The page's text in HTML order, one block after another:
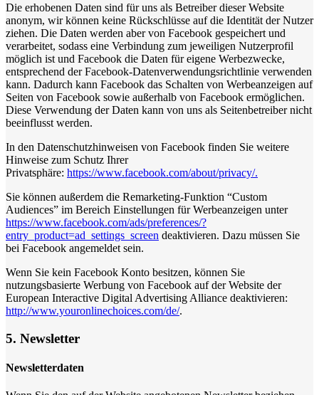
Die erhobenen Daten sind für uns als Betreiber dieser Website
anonym, wir können keine Rückschlüsse auf die Identität der Nutzer
ziehen. Die Daten werden aber von Facebook gespeichert und
verarbeitet, sodass eine Verbindung zum jeweiligen Nutzerprofil
möglich ist und Facebook die Daten für eigene Werbezwecke,
entsprechend der Facebook-Datenverwendungsrichtlinie verwenden
kann. Dadurch kann Facebook das Schalten von Werbeanzeigen auf
Seiten von Facebook sowie außerhalb von Facebook ermöglichen.
Diese Verwendung der Daten kann von uns als Seitenbetreiber nicht
beeinflusst werden.
In den Datenschutzhinweisen von Facebook finden Sie weitere
Hinweise zum Schutz Ihrer
Privatsphäre: https://www.facebook.com/about/privacy/.
Sie können außerdem die Remarketing-Funktion “Custom
Audiences” im Bereich Einstellungen für Werbeanzeigen unter
https://www.facebook.com/ads/preferences/?
entry_product=ad_settings_screen deaktivieren. Dazu müssen Sie
bei Facebook angemeldet sein.
Wenn Sie kein Facebook Konto besitzen, können Sie
nutzungsbasierte Werbung von Facebook auf der Website der
European Interactive Digital Advertising Alliance deaktivieren:
http://www.youronlinechoices.com/de/.
5. Newsletter
Newsletterdaten